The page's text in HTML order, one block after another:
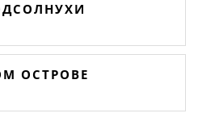
ОСТРОВЕ